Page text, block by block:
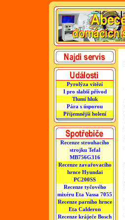
Pyrolýza vítězí
I pro slabší přívod
Tlumí hluk
Pára s úsporou
Příjemnější holení
Recenze strouhacího
strojku Tefal
MB756G316
Recenze zavařovacího
hrnce Hyundai
PC200SS
Recenze tyčového
mixéru Eta Vassa 7055
Recenze parního hrnce
Eta Calderon
Recenze kráječe Bosch